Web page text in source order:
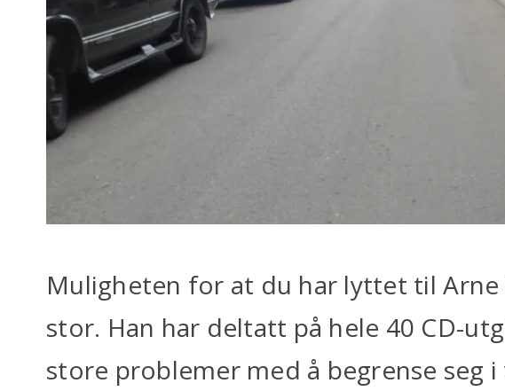
Muligheten for at du har lyttet til Arne
stor. Han har deltatt på hele 40 CD-
store problemer med å begrense seg